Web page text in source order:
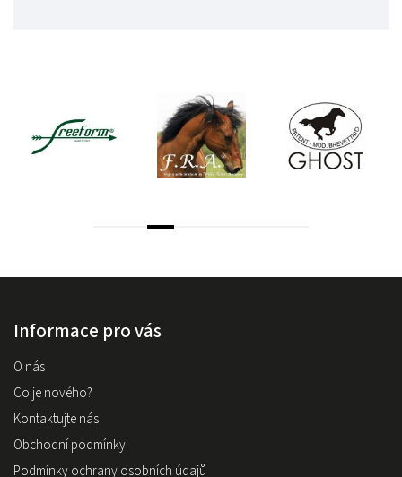
Informace pro vás
O nás
Co je nového?
Kontaktujte nás
Obchodní podmínky
Podmínky ochrany osobních údajů